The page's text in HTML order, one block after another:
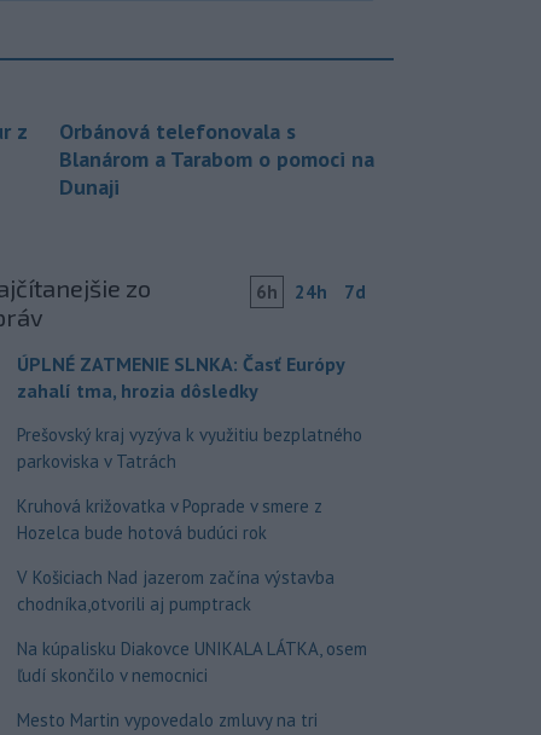
z
Orbánová telefonovala s
Blanárom a Tarabom o pomoci na
Dunaji
zo
6h 24h 7d
ÚPLNÉ ZATMENIE SLNKA: Časť Európy
zahalí tma, hrozia dôsledky
Prešovský kraj vyzýva k využitiu bezplatného
parkoviska v Tatrách
Kruhová križovatka v Poprade v smere z
Hozelca bude hotová budúci rok
V Košiciach Nad jazerom začína výstavba
chodníka,otvorili aj pumptrack
Na kúpalisku Diakovce UNIKALA LÁTKA, osem
ľudí skončilo v nemocnici
Mesto Martin vypovedalo zmluvy na tri